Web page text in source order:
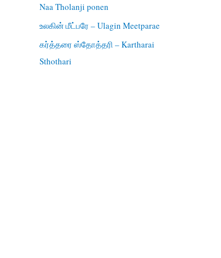
Naa Tholanji ponen
உலகின் மீட்பரே – Ulagin Meetparae
கர்த்தரை ஸ்தோத்தரி – Kartharai
Sthothari